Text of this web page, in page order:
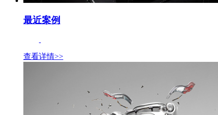
最近案例
查看详情>>